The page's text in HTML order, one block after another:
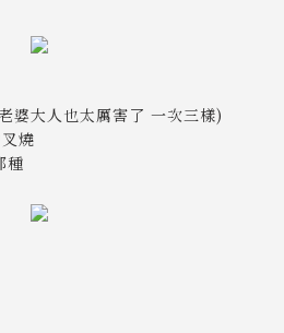
婆大人也太厲害了 一次三樣)
燒
種